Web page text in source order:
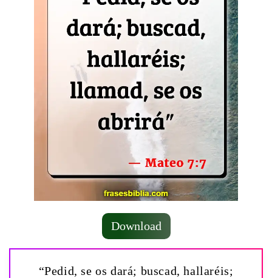
Download
“Pedid, se os dará; buscad, hallaréis;